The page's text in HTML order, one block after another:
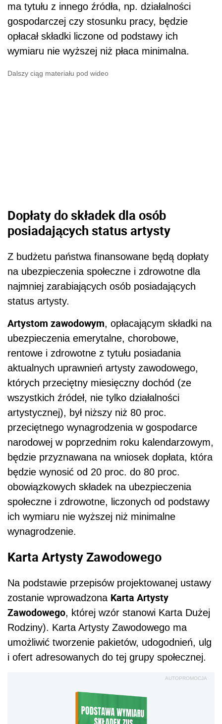
ma tytułu z innego źródła, np. działalności
gospodarczej czy stosunku pracy, będzie
opłacał składki liczone od podstawy ich
wymiaru nie wyższej niż płaca minimalna.
Dalszy ciąg materiału pod wideo
Dopłaty do składek dla osób
posiadających status artysty
Z budżetu państwa finansowane będą dopłaty
na ubezpieczenia społeczne i zdrowotne dla
najmniej zarabiających osób posiadających
status artysty.
Artystom zawodowym, opłacającym składki na
ubezpieczenia emerytalne, chorobowe,
rentowe i zdrowotne z tytułu posiadania
aktualnych uprawnień artysty zawodowego,
których przeciętny miesięczny dochód (ze
wszystkich źródeł, nie tylko działalności
artystycznej), był niższy niż 80 proc.
przeciętnego wynagrodzenia w gospodarce
narodowej w poprzednim roku kalendarzowym,
będzie przyznawana na wniosek dopłata, która
będzie wynosić od 20 proc. do 80 proc.
obowiązkowych składek na ubezpieczenia
społeczne i zdrowotne, liczonych od podstawy
ich wymiaru nie wyższej niż minimalne
wynagrodzenie.
Karta Artysty Zawodowego
Na podstawie przepisów projektowanej ustawy
zostanie wprowadzona Karta Artysty
Zawodowego, której wzór stanowi Karta Dużej
Rodziny). Karta Artysty Zawodowego ma
umożliwić tworzenie pakietów, udogodnień, ulg
i ofert adresowanych do tej grupy społecznej.
AUTOPROMOCJA